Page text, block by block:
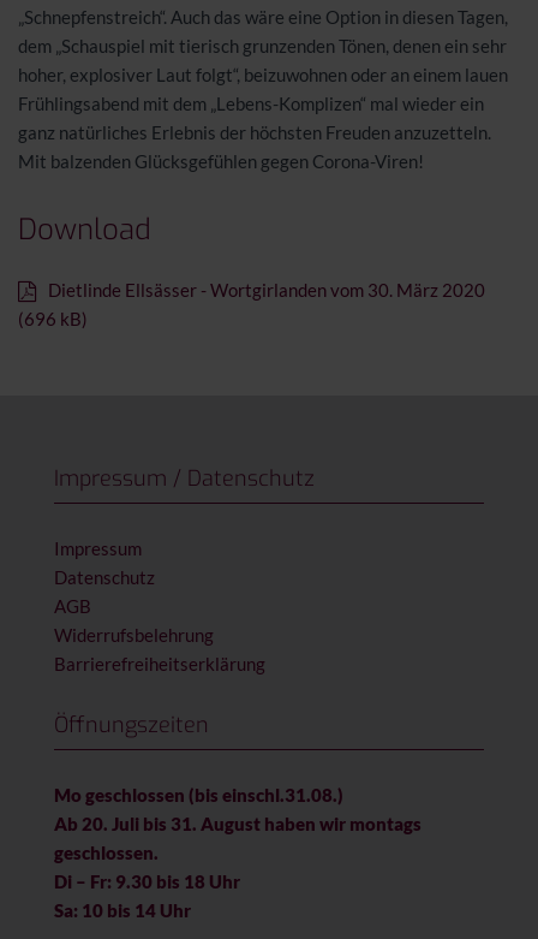
„Schnepfenstreich“. Auch das wäre eine Option in diesen Tagen,
dem „Schauspiel mit tierisch grunzenden Tönen, denen ein sehr
hoher, explosiver Laut folgt“, beizuwohnen oder an einem lauen
Frühlingsabend mit dem „Lebens-Komplizen“ mal wieder ein
ganz natürliches Erlebnis der höchsten Freuden anzuzetteln.
Mit balzenden Glücksgefühlen gegen Corona-Viren!
Download
Dietlinde Ellsässer - Wortgirlanden vom 30. März 2020
(696 kB)
Impressum / Datenschutz
Impressum
Datenschutz
AGB
Widerrufsbelehrung
Barrierefreiheitserklärung
Öffnungszeiten
Mo geschlossen (bis einschl.31.08.)
Ab 20. Juli bis 31. August haben wir montags
geschlossen.
Di – Fr: 9.30 bis 18 Uhr
Sa: 10 bis 14 Uhr